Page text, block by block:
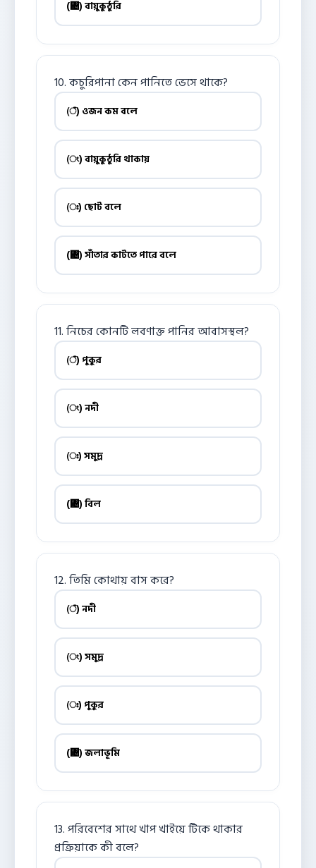
(঄) বায়ুকুঠুরি
10. কচুরিপানা কেন পানিতে ভেসে থাকে?
(ঁ) ওজন কম বলে
(ং) বায়ুকুঠুরি থাকায়
(ঃ) ছোট বলে
(঄) সাঁতার কাটতে পারে বলে
11. নিচের কোনটি লবণাক্ত পানির আবাসস্থল?
(ঁ) পুকুর
(ং) নদী
(ঃ) সমুদ্র
(঄) বিল
12. তিমি কোথায় বাস করে?
(ঁ) নদী
(ং) সমুদ্র
(ঃ) পুকুর
(঄) জলাভূমি
13. পরিবেশের সাথে খাপ খাইয়ে টিকে থাকার
প্রক্রিয়াকে কী বলে?